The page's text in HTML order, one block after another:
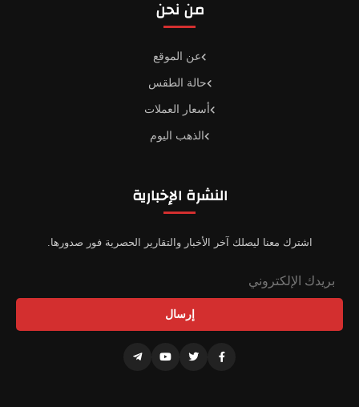
من نحن
عن الموقع
حالة الطقس
أسعار العملات
الذهب اليوم
النشرة الإخبارية
اشترك معنا ليصلك آخر الأخبار والتقارير الحصرية فور صدورها.
إرسال